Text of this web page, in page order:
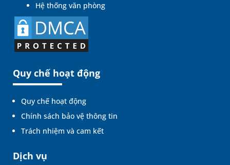
Hệ thống văn phòng
Quy chế hoạt động
Quy chế hoạt động
Chính sách bảo vệ thông tin
Trách nhiệm và cam kết
Dịch vụ